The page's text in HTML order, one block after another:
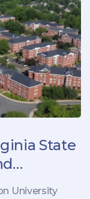
State
University